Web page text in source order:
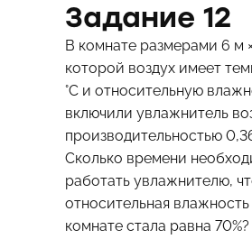
Задание 12
В комнате размерами 6 м
которой воздух имеет
°С и относительную
включили увлажнитель
производительностью
Сколько времени
работать увлажнителю,
относительная влажность
комнате стала равна